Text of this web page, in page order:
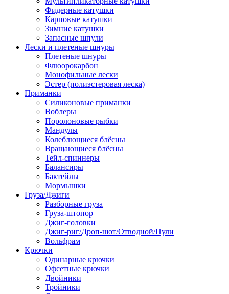
Фидерные катушки
Карповые катушки
Зимние катушки
Запасные шпули
Лески и плетеные шнуры
Плетеные шнуры
Флюорокарбон
Монофильные лески
Эстер (полиэстеровая леска)
Приманки
Силиконовые приманки
Воблеры
Поролоновые рыбки
Мандулы
Колеблющиеся блёсны
Вращающиеся блёсны
Тейл-спиннеры
Балансиры
Бактейлы
Мормышки
Груза/Джиги
Разборные груза
Груза-штопор
Джиг-головки
Джиг-риг/Дроп-шот/Отводной/Пули
Вольфрам
Крючки
Одинарные крючки
Офсетные крючки
Двойники
Тройники